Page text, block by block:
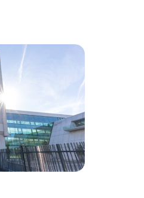
Assurance habitation Lyon
Assurance habitation Paris